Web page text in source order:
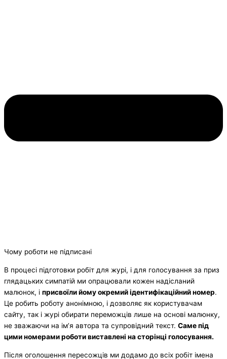
Чому роботи не підписані
В процесі підготовки робіт для журі, і для голосування за приз
глядацьких симпатій ми опрацювали кожен надісланий
малюнок, і присвоїли йому окремий ідентифікаційний номер.
Це робить роботу анонімною, і дозволяє як користувачам
сайту, так і журі обирати переможців лише на основі малюнку,
не зважаючи на ім’я автора та супровідний текст. Саме під
цими номерами роботи виставлені на сторінці голосування.
Після оголошення пересожців ми додамо до всіх робіт імена